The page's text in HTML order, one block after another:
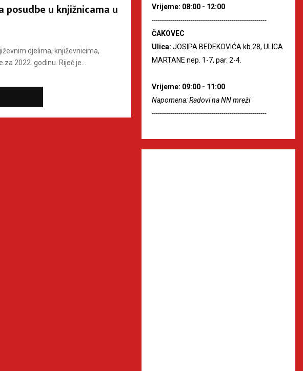
u knjižnicama u
djelima, književnicima,
2022. godinu. Riječ je...
Vrijeme: 08:00 - 12:00
--------------------------------------------------------
ČAKOVEC
Ulica: JOSIPA BEDEKOVIĆA kb.28, ULICA
MARTANE nep. 1-7, par. 2-4.
Vrijeme: 09:00 - 11:00
Napomena: Radovi na NN mreži
--------------------------------------------------------